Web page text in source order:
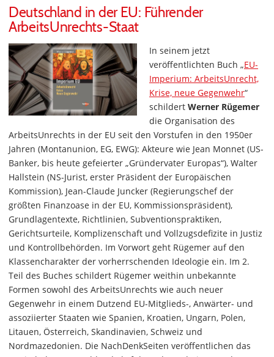
Deutschland in der EU: Führender
ArbeitsUnrechts-Staat
In seinem jetzt
veröffentlichten Buch „EU-
Imperium: ArbeitsUnrecht,
Krise, neue Gegenwehr“
schildert Werner Rügemer
die Organisation des
ArbeitsUnrechts in der EU seit den Vorstufen in den 1950er
Jahren (Montanunion, EG, EWG): Akteure wie Jean Monnet (US-
Banker, bis heute gefeierter „Gründervater Europas“), Walter
Hallstein (NS-Jurist, erster Präsident der Europäischen
Kommission), Jean-Claude Juncker (Regierungschef der
größten Finanzoase in der EU, Kommissionspräsident),
Grundlagentexte, Richtlinien, Subventionspraktiken,
Gerichtsurteile, Komplizenschaft und Vollzugsdefizite in Justiz
und Kontrollbehörden. Im Vorwort geht Rügemer auf den
Klassencharakter der vorherrschenden Ideologie ein. Im 2.
Teil des Buches schildert Rügemer weithin unbekannte
Formen sowohl des ArbeitsUnrechts wie auch neuer
Gegenwehr in einem Dutzend EU-Mitglieds-, Anwärter- und
assoziierter Staaten wie Spanien, Kroatien, Ungarn, Polen,
Litauen, Österreich, Skandinavien, Schweiz und
Nordmazedonien. Die NachDenkSeiten veröffentlichen das